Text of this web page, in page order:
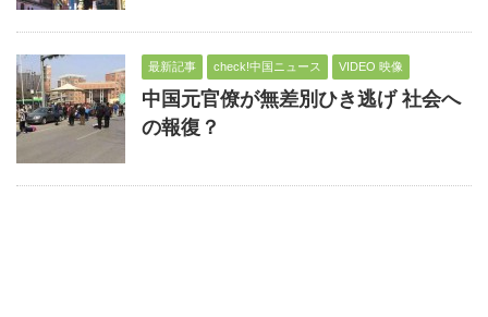
最新記事 check!中国ニュース VIDEO 映像
中国元官僚が無差別ひき逃げ 社会へ
の報復？